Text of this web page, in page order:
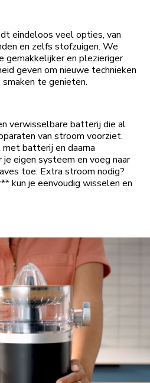
eindeloos veel opties, van
en zelfs stofzuigen. We
gemakkelijker en plezieriger
geven om nieuwe technieken
te genieten.
verwisselbare batterij die al
van stroom voorziet.
batterij en daarna
je eigen systeem en voeg naar
toe. Extra stroom nodig?
kun je eenvoudig wisselen en